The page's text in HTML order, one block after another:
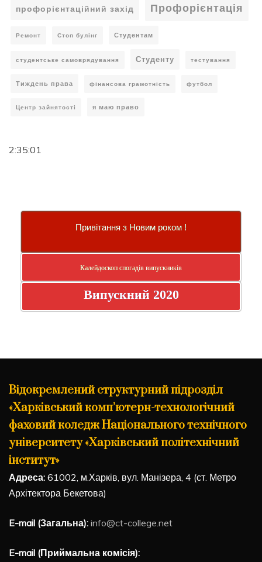
профорієнтаційний захід Профорієнтація
Ремонт Стоп булінг Студентам
студентське самоврядування Студенту тестування
Тиждень права фінансова грамотність футбол
Центр зайнятості я маю право
2:35:02
Привітання з Новим роком !
Калейдоскоп спогадів випускників
Випускний 2020
Відокремлений структурний підрозділ
«Харківський комп’ютерн-технологічний
фаховий коледж Національного технічного
університету «Харківський політехнічний
інститут»
Адреса: 61002, м.Харків, вул. Манізера, 4 (ст. Метро
Архітектора Бекетова)
E-mail (Загальна): info@ct-college.net
E-mail (Приймальна комісія):